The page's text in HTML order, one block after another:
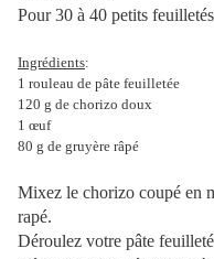
Pour 30 à 40 petits feuilletés
Ingrédients:
1 rouleau de pâte feuilletée
120 g de chorizo doux
1 œuf
80 g de gruyère râpé
Mixez le chorizo coupé en
rapé.
Déroulez votre pâte